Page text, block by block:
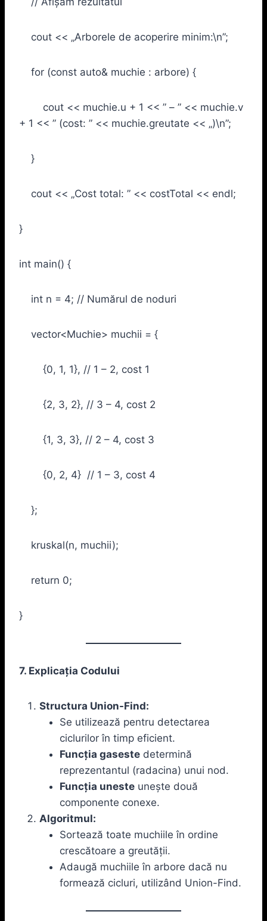
cout << „Arborele de acoperire minim:\n”;
for (const auto& muchie : arbore) {
cout << muchie.u + 1 << ” – ” << muchie.v
+ 1 << ” (cost: ” << muchie.greutate << „)\n”;
}
cout << „Cost total: ” << costTotal << endl;
}
int main() {
int n = 4; // Numărul de noduri
vector<Muchie> muchii = {
{0, 1, 1}, // 1 – 2, cost 1
{2, 3, 2}, // 3 – 4, cost 2
{1, 3, 3}, // 2 – 4, cost 3
{0, 2, 4} // 1 – 3, cost 4
};
kruskal(n, muchii);
return 0;
}
7. Explicația Codului
Structura Union-Find:
Se utilizează pentru detectarea
ciclurilor în timp eficient.
Funcția gaseste determină
reprezentantul (radacina) unui nod.
Funcția uneste unește două
componente conexe.
Algoritmul:
Sortează toate muchiile în ordine
crescătoare a greutății.
Adaugă muchiile în arbore dacă nu
formează cicluri, utilizând Union-Find.